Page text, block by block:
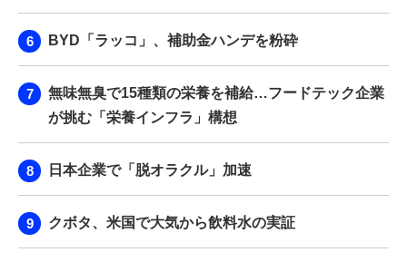
BYD「ラッコ」、補助金ハンデを粉砕
無味無臭で15種類の栄養を補給…フードテック企業
が挑む「栄養インフラ」構想
日本企業で「脱オラクル」加速
クボタ、米国で大気から飲料水の実証